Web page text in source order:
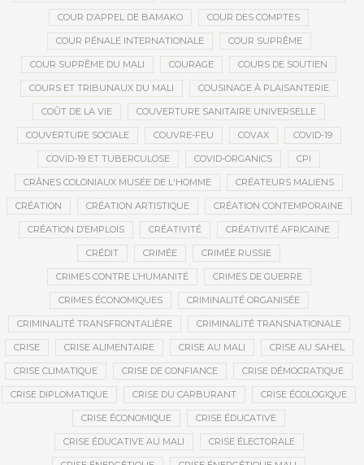
COUR D’APPEL DE BAMAKO COUR DES COMPTES
COUR PÉNALE INTERNATIONALE COUR SUPRÊME
COUR SUPRÊME DU MALI COURAGE COURS DE SOUTIEN
COURS ET TRIBUNAUX DU MALI COUSINAGE À PLAISANTERIE
COÛT DE LA VIE COUVERTURE SANITAIRE UNIVERSELLE
COUVERTURE SOCIALE COUVRE-FEU COVAX COVID-19
COVID-19 ET TUBERCULOSE COVID-ORGANICS CPI
CRÂNES COLONIAUX MUSÉE DE L'HOMME CRÉATEURS MALIENS
CRÉATION CRÉATION ARTISTIQUE CRÉATION CONTEMPORAINE
CRÉATION D’EMPLOIS CRÉATIVITÉ CRÉATIVITÉ AFRICAINE
CRÉDIT CRIMÉE CRIMÉE RUSSIE
CRIMES CONTRE L’HUMANITÉ CRIMES DE GUERRE
CRIMES ÉCONOMIQUES CRIMINALITÉ ORGANISÉE
CRIMINALITÉ TRANSFRONTALIÈRE CRIMINALITÉ TRANSNATIONALE
CRISE CRISE ALIMENTAIRE CRISE AU MALI CRISE AU SAHEL
CRISE CLIMATIQUE CRISE DE CONFIANCE CRISE DÉMOCRATIQUE
CRISE DIPLOMATIQUE CRISE DU CARBURANT CRISE ÉCOLOGIQUE
CRISE ÉCONOMIQUE CRISE ÉDUCATIVE
CRISE ÉDUCATIVE AU MALI CRISE ÉLECTORALE